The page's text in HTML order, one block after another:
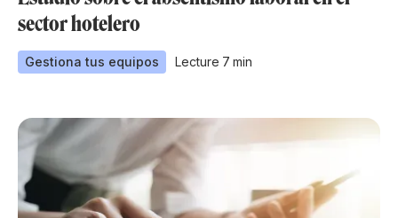
sector hotelero
Gestiona tus equipos Lecture 7 min